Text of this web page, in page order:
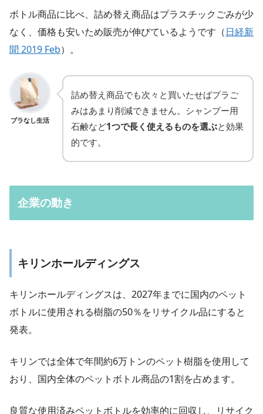
ボトル商品に比べ、詰め替え商品はプラスチックごみが少
なく、価格も安いため販売が伸びているようです（日経新
聞 2019 Feb）。
プラなし生活
詰め替え商品でも次々と買いたせばプラご
みはあまり削減できません。シャンプー用
石鹸など1つで長く使えるものを選ぶと効果
的です。
企業の動き
キリンホールディングス
キリンホールディングスは、2027年までに国内のペット
ボトルに使用される樹脂の50％をリサイクル品にすると
発表。
キリンでは全体で年間約6万トンのペット樹脂を使用して
おり、国内全体のペットボトル商品の1割を占めます。
良質な使用済みペットボトルを効率的に回収し、リサイク